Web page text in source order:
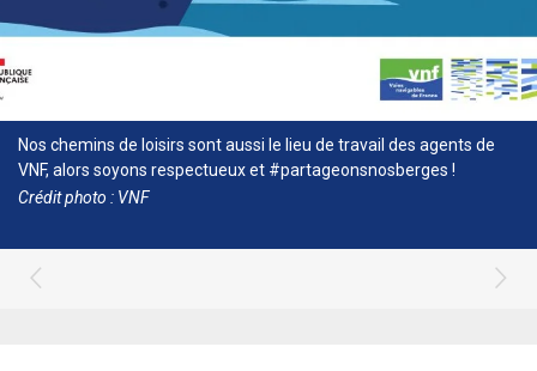
Nos chemins de loisirs sont aussi le lieu de travail des agents de
VNF, alors soyons respectueux et #partageonsnosberges !
Crédit photo : VNF